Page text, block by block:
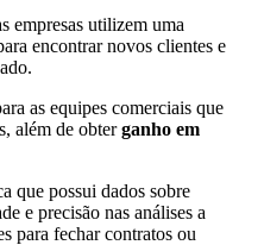
empresas utilizem uma
encontrar novos clientes e
as equipes comerciais que
além de obterganho em
que possui dados sobre
e precisão nas análises a
para fechar contratos ou